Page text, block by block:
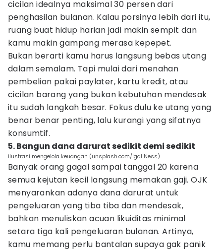
cicilan idealnya maksimal 30 persen dari
penghasilan bulanan. Kalau porsinya lebih dari itu,
ruang buat hidup harian jadi makin sempit dan
kamu makin gampang merasa kepepet.
Bukan berarti kamu harus langsung bebas utang
dalam semalam. Tapi mulai dari menahan
pembelian pakai paylater, kartu kredit, atau
cicilan barang yang bukan kebutuhan mendesak
itu sudah langkah besar. Fokus dulu ke utang yang
benar benar penting, lalu kurangi yang sifatnya
konsumtif.
5. Bangun dana darurat sedikit demi sedikit
ilustrasi mengelola keuangan (unsplash.com/Igal Ness)
Banyak orang gagal sampai tanggal 20 karena
semua kejutan kecil langsung memakan gaji. OJK
menyarankan adanya dana darurat untuk
pengeluaran yang tiba tiba dan mendesak,
bahkan menuliskan acuan likuiditas minimal
setara tiga kali pengeluaran bulanan. Artinya,
kamu memang perlu bantalan supaya gak panik